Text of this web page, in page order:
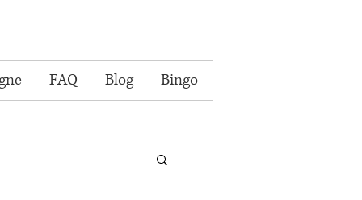
FAQ Blog Bingo